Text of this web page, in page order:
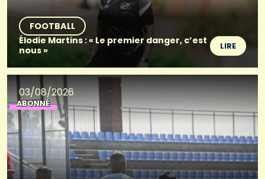
FOOTBALL
Élodie Martins : « Le premier danger, c’est
nous »
LIRE
03/08/2026
ABONNÉ